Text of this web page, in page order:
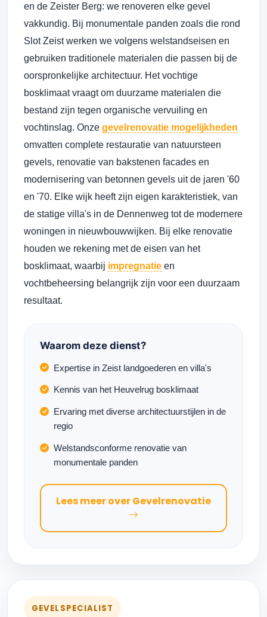
en de Zeister Berg: we renoveren elke gevel
vakkundig. Bij monumentale panden zoals die rond
Slot Zeist werken we volgens welstandseisen en
gebruiken traditionele materialen die passen bij de
oorspronkelijke architectuur. Het vochtige
bosklimaat vraagt om duurzame materialen die
bestand zijn tegen organische vervuiling en
vochtinslag. Onzegevelrenovatie mogelijkheden
omvatten complete restauratie van natuursteen
gevels, renovatie van bakstenen facades en
modernisering van betonnen gevels uit de jaren '60
en '70. Elke wijk heeft zijn eigen karakteristiek, van
de statige villa's in de Dennenweg tot de modernere
woningen in nieuwbouwwijken. Bij elke renovatie
houden we rekening met de eisen van het
bosklimaat, waarbij impregnatie en
vochtbeheersing belangrijk zijn voor een duurzaam
resultaat.
Waarom deze dienst?
Expertise in Zeist landgoederen en villa's
Kennis van het Heuvelrug bosklimaat
Ervaring met diverse architectuurstijlen in de
regio
Welstandsconforme renovatie van
monumentale panden
Lees meer over Gevelrenovatie
GEVELSPECIALIST